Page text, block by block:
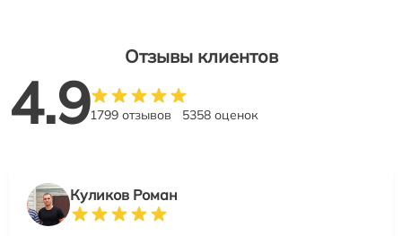
Отзывы клиентов
4.91799 отзывов 5358 оценок
Куликов Роман